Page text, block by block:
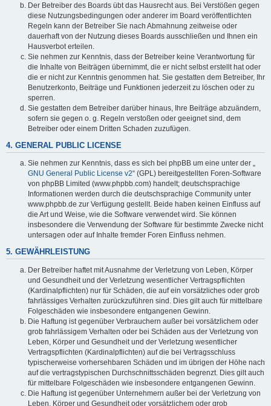
Der Betreiber des Boards übt das Hausrecht aus. Bei Verstößen gegen
diese Nutzungsbedingungen oder anderer im Board veröffentlichten
Regeln kann der Betreiber Sie nach Abmahnung zeitweise oder
dauerhaft von der Nutzung dieses Boards ausschließen und Ihnen ein
Hausverbot erteilen.
Sie nehmen zur Kenntnis, dass der Betreiber keine Verantwortung für
die Inhalte von Beiträgen übernimmt, die er nicht selbst erstellt hat oder
die er nicht zur Kenntnis genommen hat. Sie gestatten dem Betreiber, Ihr
Benutzerkonto, Beiträge und Funktionen jederzeit zu löschen oder zu
sperren.
Sie gestatten dem Betreiber darüber hinaus, Ihre Beiträge abzuändern,
sofern sie gegen o. g. Regeln verstoßen oder geeignet sind, dem
Betreiber oder einem Dritten Schaden zuzufügen.
4. GENERAL PUBLIC LICENSE
Sie nehmen zur Kenntnis, dass es sich bei phpBB um eine unter der „
GNU General Public License v2“ (GPL) bereitgestellten Foren-Software
von phpBB Limited (www.phpbb.com) handelt; deutschsprachige
Informationen werden durch die deutschsprachige Community unter
www.phpbb.de zur Verfügung gestellt. Beide haben keinen Einfluss auf
die Art und Weise, wie die Software verwendet wird. Sie können
insbesondere die Verwendung der Software für bestimmte Zwecke nicht
untersagen oder auf Inhalte fremder Foren Einfluss nehmen.
5. GEWÄHRLEISTUNG
Der Betreiber haftet mit Ausnahme der Verletzung von Leben, Körper
und Gesundheit und der Verletzung wesentlicher Vertragspflichten
(Kardinalpflichten) nur für Schäden, die auf ein vorsätzliches oder grob
fahrlässiges Verhalten zurückzuführen sind. Dies gilt auch für mittelbare
Folgeschäden wie insbesondere entgangenen Gewinn.
Die Haftung ist gegenüber Verbrauchern außer bei vorsätzlichem oder
grob fahrlässigem Verhalten oder bei Schäden aus der Verletzung von
Leben, Körper und Gesundheit und der Verletzung wesentlicher
Vertragspflichten (Kardinalpflichten) auf die bei Vertragsschluss
typischerweise vorhersehbaren Schäden und im übrigen der Höhe nach
auf die vertragstypischen Durchschnittsschäden begrenzt. Dies gilt auch
für mittelbare Folgeschäden wie insbesondere entgangenen Gewinn.
Die Haftung ist gegenüber Unternehmern außer bei der Verletzung von
Leben, Körper und Gesundheit oder vorsätzlichem oder grob